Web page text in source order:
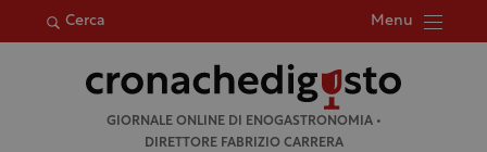
Cerca Menu
per:
GIORNALE ONLINE DI ENOGASTRONOMIA •
DIRETTORE FABRIZIO CARRERA